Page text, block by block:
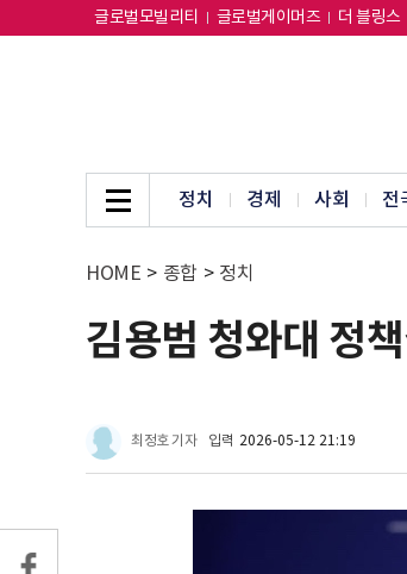
글로벌모빌리티 글로벌게이머즈 더 블링스
정치 경제 사회 전
HOME > 종합 > 정치
김용범 청와대 정
최정호 기자 입력 2026-05-12 21:19